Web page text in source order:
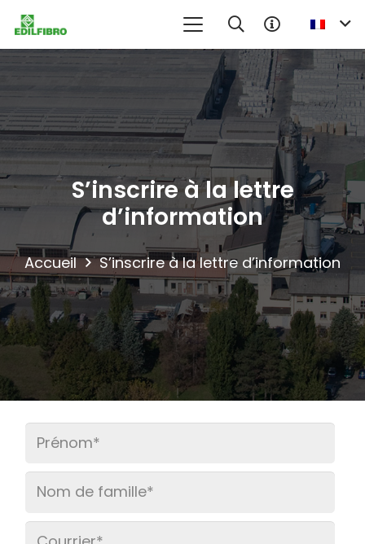
S’inscrire à la lettre
d’information
Accueil S’inscrire à la lettre d’information